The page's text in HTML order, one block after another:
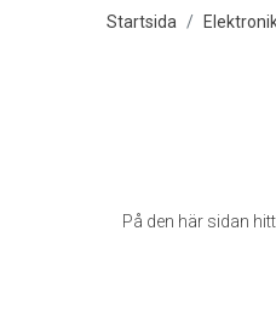
Startsida
På den här sidan